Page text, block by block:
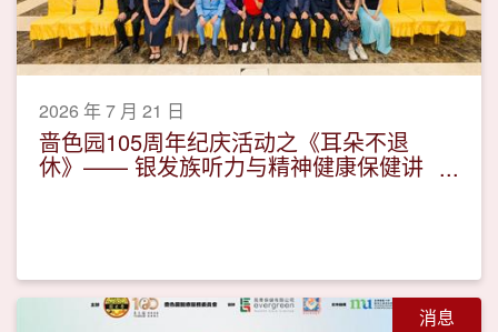
2026 年 7 月 21 日
啬色园105周年纪庆活动之《耳朵不退
休》—— 银发族听力与精神健康保健讲
消息